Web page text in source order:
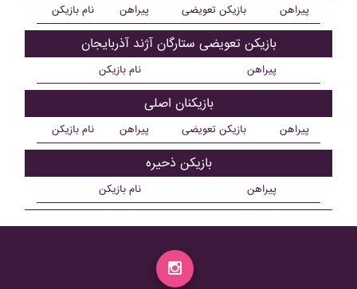
نام بازیکن پیراهن بازیکن تعویضی پیراهن
بازیکن تعویضی ستارگان آژند آذربايجان
نام بازیکن پیراهن
بازیکنان اصلی
نام بازیکن پیراهن بازیکن تعویضی پیراهن
بازیکن ذحیره
نام بازیکن پیراهن